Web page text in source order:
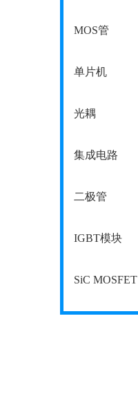
MOS管
单片机
光耦
集成电路
二极管
IGBT模块
SiC MOSFET